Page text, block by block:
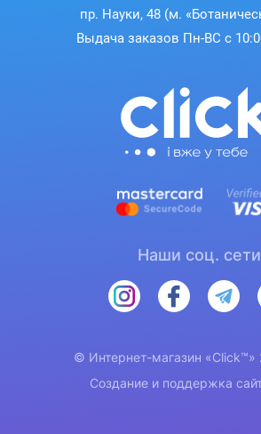
пр. Науки, 48 (м.
Выдача заказов Пн-ВС с
Наши соц. сети
© Интернет-магазин «Click™»
Создание и поддержка